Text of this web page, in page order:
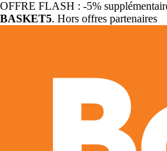
OFFRE FLASH : -5%
BASKET5. Hors offres partenaires